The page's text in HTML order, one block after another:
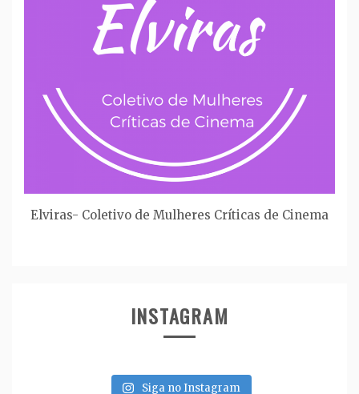
Elviras- Coletivo de Mulheres Críticas de Cinema
INSTAGRAM
Siga no Instagram